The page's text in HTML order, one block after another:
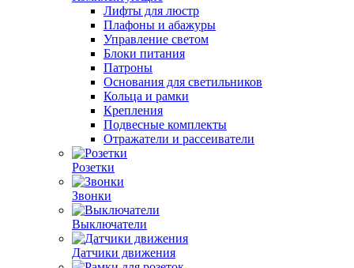
Лифты для люстр
Плафоны и абажуры
Управление светом
Блоки питания
Патроны
Основания для светильников
Кольца и рамки
Крепления
Подвесные комплекты
Отражатели и рассеиватели
Розетки
Звонки
Выключатели
Датчики движения